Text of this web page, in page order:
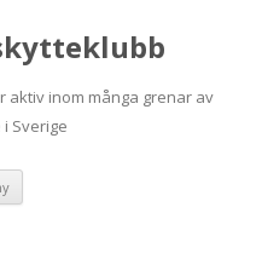
aktiv inom många grenar av
Sverige